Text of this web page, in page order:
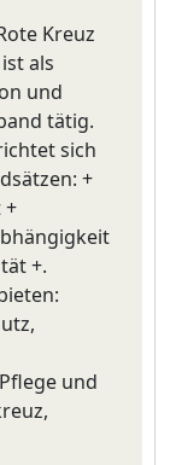
Kreuz
als
und
tätig.
sich
+
+
+.
und